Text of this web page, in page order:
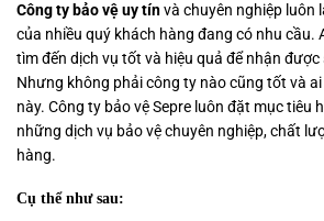
Công ty bảo vệ uy tínvà chuyên nghiệp luôn
của nhiều quý khách hàng đang có nhu cầu.
tìm đến dịch vụ tốt và hiệu quả để nhận
Nhưng không phải công ty nào cũng tốt và
này. Công ty bảo vệ Sepre luôn đặt mục tiêu
những dịch vụ bảo vệ chuyên nghiệp, chất
hàng.
Cụ thể như sau: